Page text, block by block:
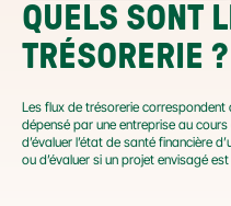
QUELS SONT
TRÉSORERIE ?
Les flux de trésorerie
dépensé par une entreprise au
d’évaluer l’état de santé financière
ou d’évaluer si un projet envisagé